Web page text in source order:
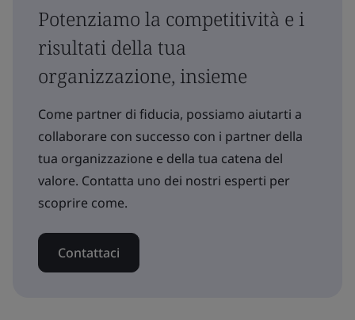
Potenziamo la competitività e i
risultati della tua
organizzazione, insieme
Come partner di fiducia, possiamo aiutarti a
collaborare con successo con i partner della
tua organizzazione e della tua catena del
valore. Contatta uno dei nostri esperti per
scoprire come.
Contattaci